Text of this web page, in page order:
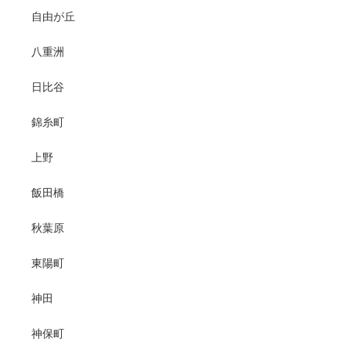
自由が丘
八重洲
日比谷
錦糸町
上野
飯田橋
秋葉原
東陽町
神田
神保町